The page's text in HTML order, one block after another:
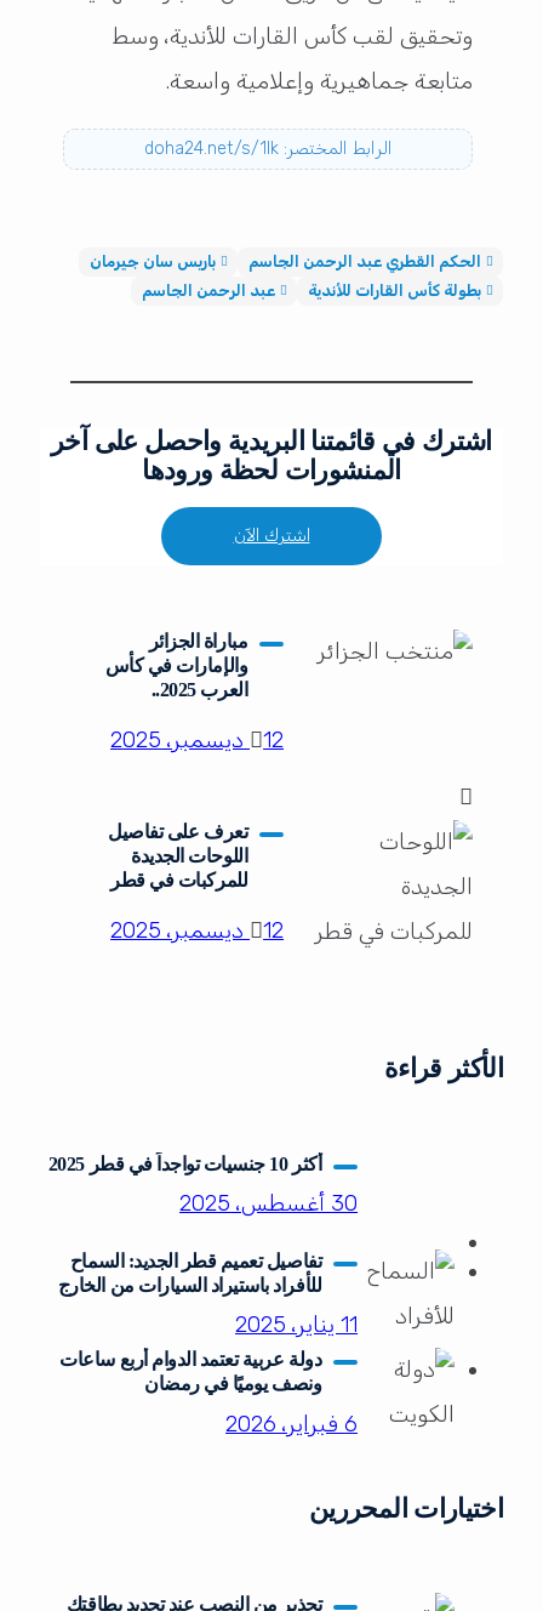
وتحقيق لقب كأس القارات للأندية، وسط
متابعة جماهيرية وإعلامية واسعة.
الرابط المختصر: doha24.net/s/1lk
الحكم القطري عبد الرحمن الجاسم
باريس سان جيرمان
بطولة كأس القارات للأندية
عبد الرحمن الجاسم
اشترك في قائمتنا البريدية واحصل على آخر
المنشورات لحظة ورودها
اشترك الآن
مباراة الجزائر
والإمارات في كأس
العرب 2025..
والتشكيل المتوقع
12 ديسمبر، 2025
تعرف على تفاصيل
اللوحات الجديدة
للمركبات في قطر
12 ديسمبر، 2025
الأكثر قراءة
أكثر 10 جنسيات تواجداً في قطر 2025
30 أغسطس، 2025
تفاصيل تعميم قطر الجديد: السماح
للأفراد باستيراد السيارات من الخارج
دولة عربية تعتمد الدوام أربع ساعات
ونصف يوميًا في رمضان
اختيارات المحررين
تحذير من النصب عند تجديد بطاقتك